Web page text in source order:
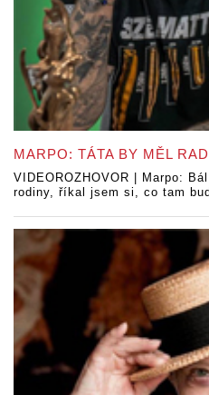
MARPO: TÁTA BY MĚL
VIDEOROZHOVOR | Marpo:
rodiny, říkal jsem si, co tam